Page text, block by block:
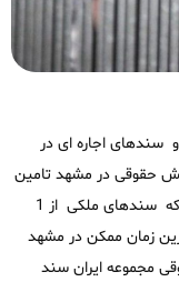
سندهای اجاره ای در
حقوقی در مشهد تامین
نماید ، این مجموعه همچنین توانایی آنرا داشته که سندهای ملکی از 1
را در کمترین زمان ممکن در مشهد
مجموعه ایران سند